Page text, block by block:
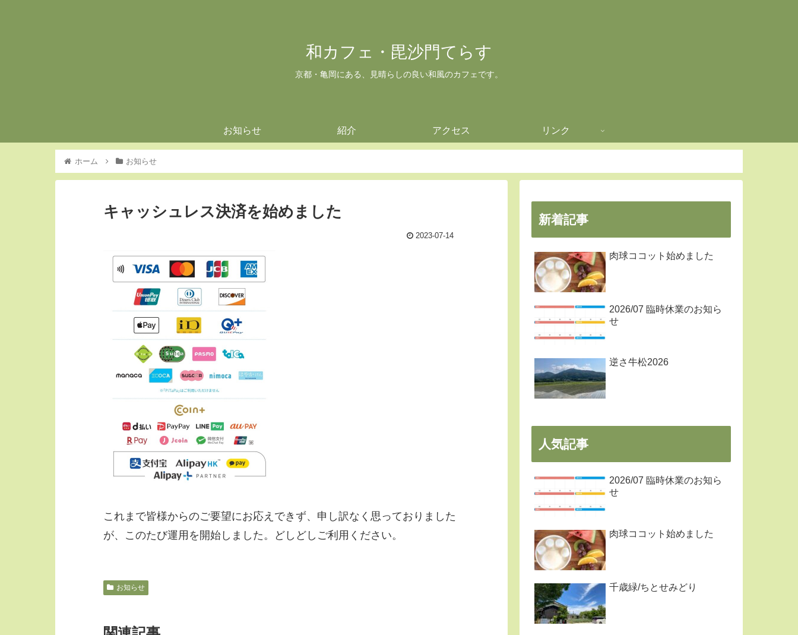
和カフェ・毘沙門てらす
京都・亀岡にある、見晴らしの良い和風のカフェです。
お知らせ 紹介 アクセス リンク
ホーム お知らせ
キャッシュレス決済を始めました
2023-07-14
これまで皆様からのご要望にお応えできず、申し訳なく思っておりました
が、このたび運用を開始しました。どしどしご利用ください。
お知らせ
新着記事
肉球ココット始めました
2026/07 臨時休業のお知ら
せ
逆さ牛松2026
人気記事
2026/07 臨時休業のお知ら
せ
肉球ココット始めました
千歳緑/ちとせみどり